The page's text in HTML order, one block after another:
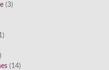
(3)
(14)